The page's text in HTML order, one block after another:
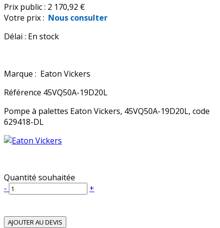
Prix public : 2 170,92 €
Votre prix : Nous consulter
Délai : En stock
Marque : Eaton Vickers
Référence 45VQ50A-19D20L
Pompe à palettes Eaton Vickers, 45VQ50A-19D20L, code
629418-DL
Quantité souhaitée
-
+
AJOUTER AU DEVIS